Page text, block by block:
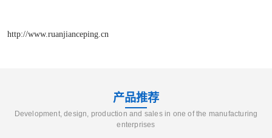
http://www.ruanjianceping.cn
产品推荐
Development, design, production and sales in one of the manufacturing
enterprises